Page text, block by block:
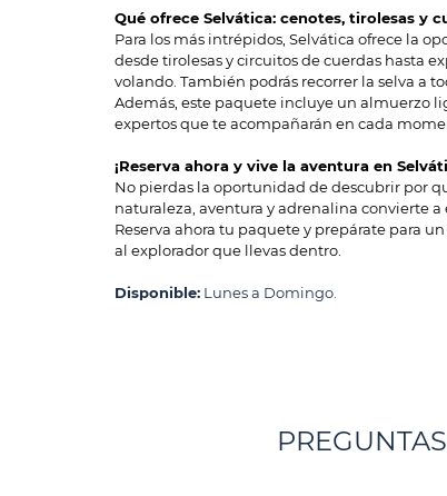
Qué ofrece Selvática: cenotes, tirolesas y
Para los más intrépidos, Selvática ofrece la
desde tirolesas y circuitos de cuerdas hasta
volando. También podrás recorrer la selva a
Además, este paquete incluye un almuerzo
expertos que te acompañarán en cada
¡Reserva ahora y vive la aventura en
No pierdas la oportunidad de descubrir por
naturaleza, aventura y adrenalina convierte
Reserva ahora tu paquete y prepárate para
al explorador que llevas dentro.
Disponible: Lunes a Domingo.